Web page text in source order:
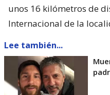
unos 16 kilómetros de
Internacional de la
Lee también...